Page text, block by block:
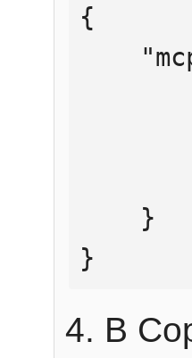
{
}
В